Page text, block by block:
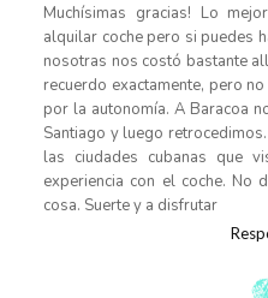
Muchísimas gracias! Lo
alquilar coche pero si puedes
nosotras nos costó bastante
recuerdo exactamente, pero
por la autonomía. A Baracoa
Santiago y luego
las ciudades cubanas que
experiencia con el coche. No
cosa. Suerte y a disfrutar